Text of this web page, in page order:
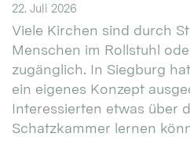
22. Juli 2026
Viele Kirchen sind durch
Menschen im Rollstuhl
zugänglich. In Siegburg
ein eigenes Konzept
Interessierten etwas über
Schatzkammer lernen